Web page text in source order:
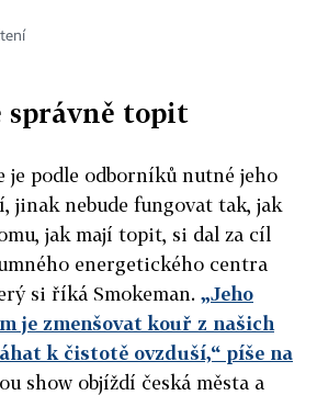
správně topit
je podle odborníků nutné jeho
jinak nebude fungovat tak, jak
jak mají topit, si dal za cíl
energetického centra
si říká Smokeman. „Jeho
je zmenšovat kouř z našich
k čistotě ovzduší,“ píše na
show objíždí česká města a